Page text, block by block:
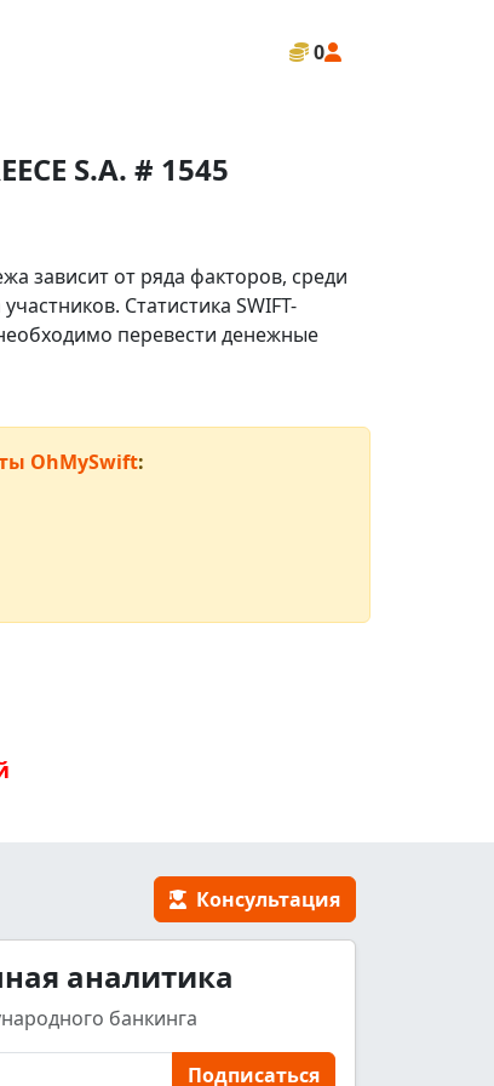
0
S.A. # 1545
зависит от ряда факторов, среди
Статистика SWIFT-
перевести денежные
OhMySwift:
Консультация
аналитика
банкинга
Подписаться